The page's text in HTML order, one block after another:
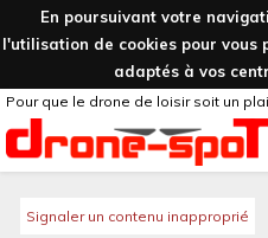
En poursuivant votre
l'utilisation de cookies pour vous
adaptés à vos
Pour que le drone de loisir soit un
Signaler un contenu inapproprié